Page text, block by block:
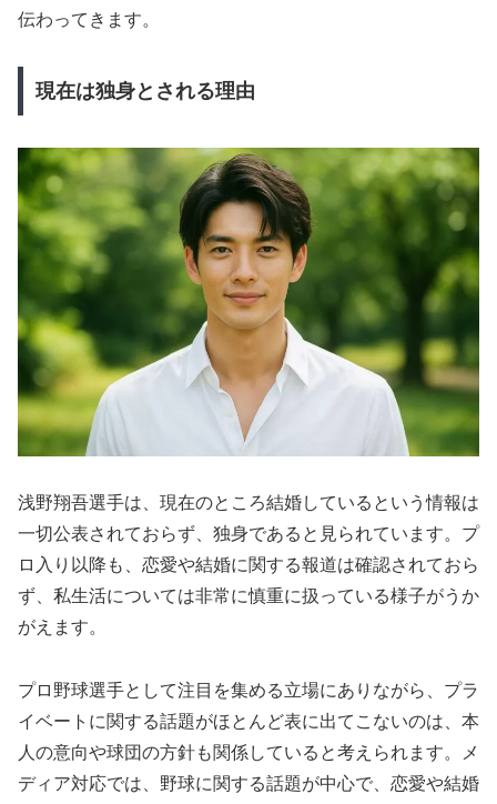
伝わってきます。
現在は独身とされる理由
浅野翔吾選手は、現在のところ結婚しているという情報は
一切公表されておらず、独身であると見られています。プ
ロ入り以降も、恋愛や結婚に関する報道は確認されておら
ず、私生活については非常に慎重に扱っている様子がうか
がえます。
プロ野球選手として注目を集める立場にありながら、プラ
イベートに関する話題がほとんど表に出てこないのは、本
人の意向や球団の方針も関係していると考えられます。メ
ディア対応では、野球に関する話題が中心で、恋愛や結婚